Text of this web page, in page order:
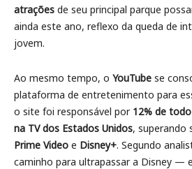
atrações de seu principal parque
ainda este ano, reflexo da queda de
jovem.
Ao mesmo tempo, o YouTube se
plataforma de entretenimento para
o site foi responsável por 12% de
na TV dos Estados Unidos, superando
Prime Video e Disney+. Segundo
caminho para ultrapassar a Disney —